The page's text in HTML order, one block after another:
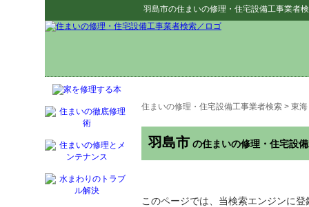
羽島市の住まいの修理・住宅設備工事業者
住まいの修理・住宅設備工事業者検索 > 東海
羽島市 の住まいの修理・住宅設
このページでは、当検索エンジンに登